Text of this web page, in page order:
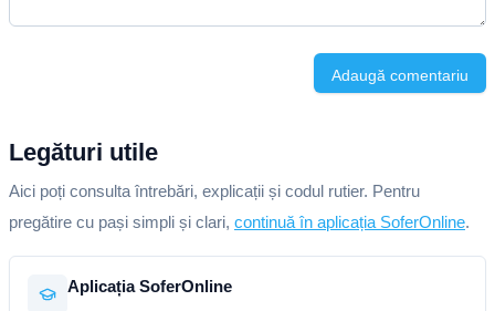
Adaugă comentariu
Legături utile
Aici poți consulta întrebări, explicații și codul rutier. Pentru
pregătire cu pași simpli și clari, continuă în aplicația SoferOnline.
Aplicația SoferOnline